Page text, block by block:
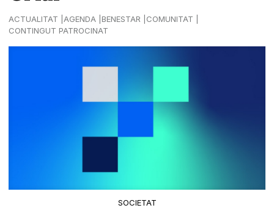
ACTUALITAT AGENDA BENESTAR
COMUNITAT
CONTINGUT PATROCINAT
SOCIETAT